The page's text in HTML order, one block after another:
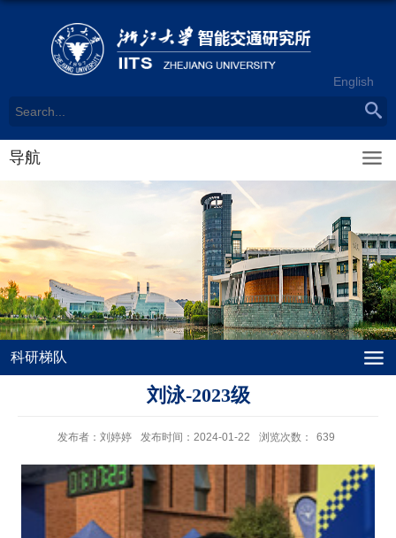
English
导航
科研梯队
刘泳-2023级
发布者：刘婷婷 发布时间：2024-01-22 浏览次数： 639